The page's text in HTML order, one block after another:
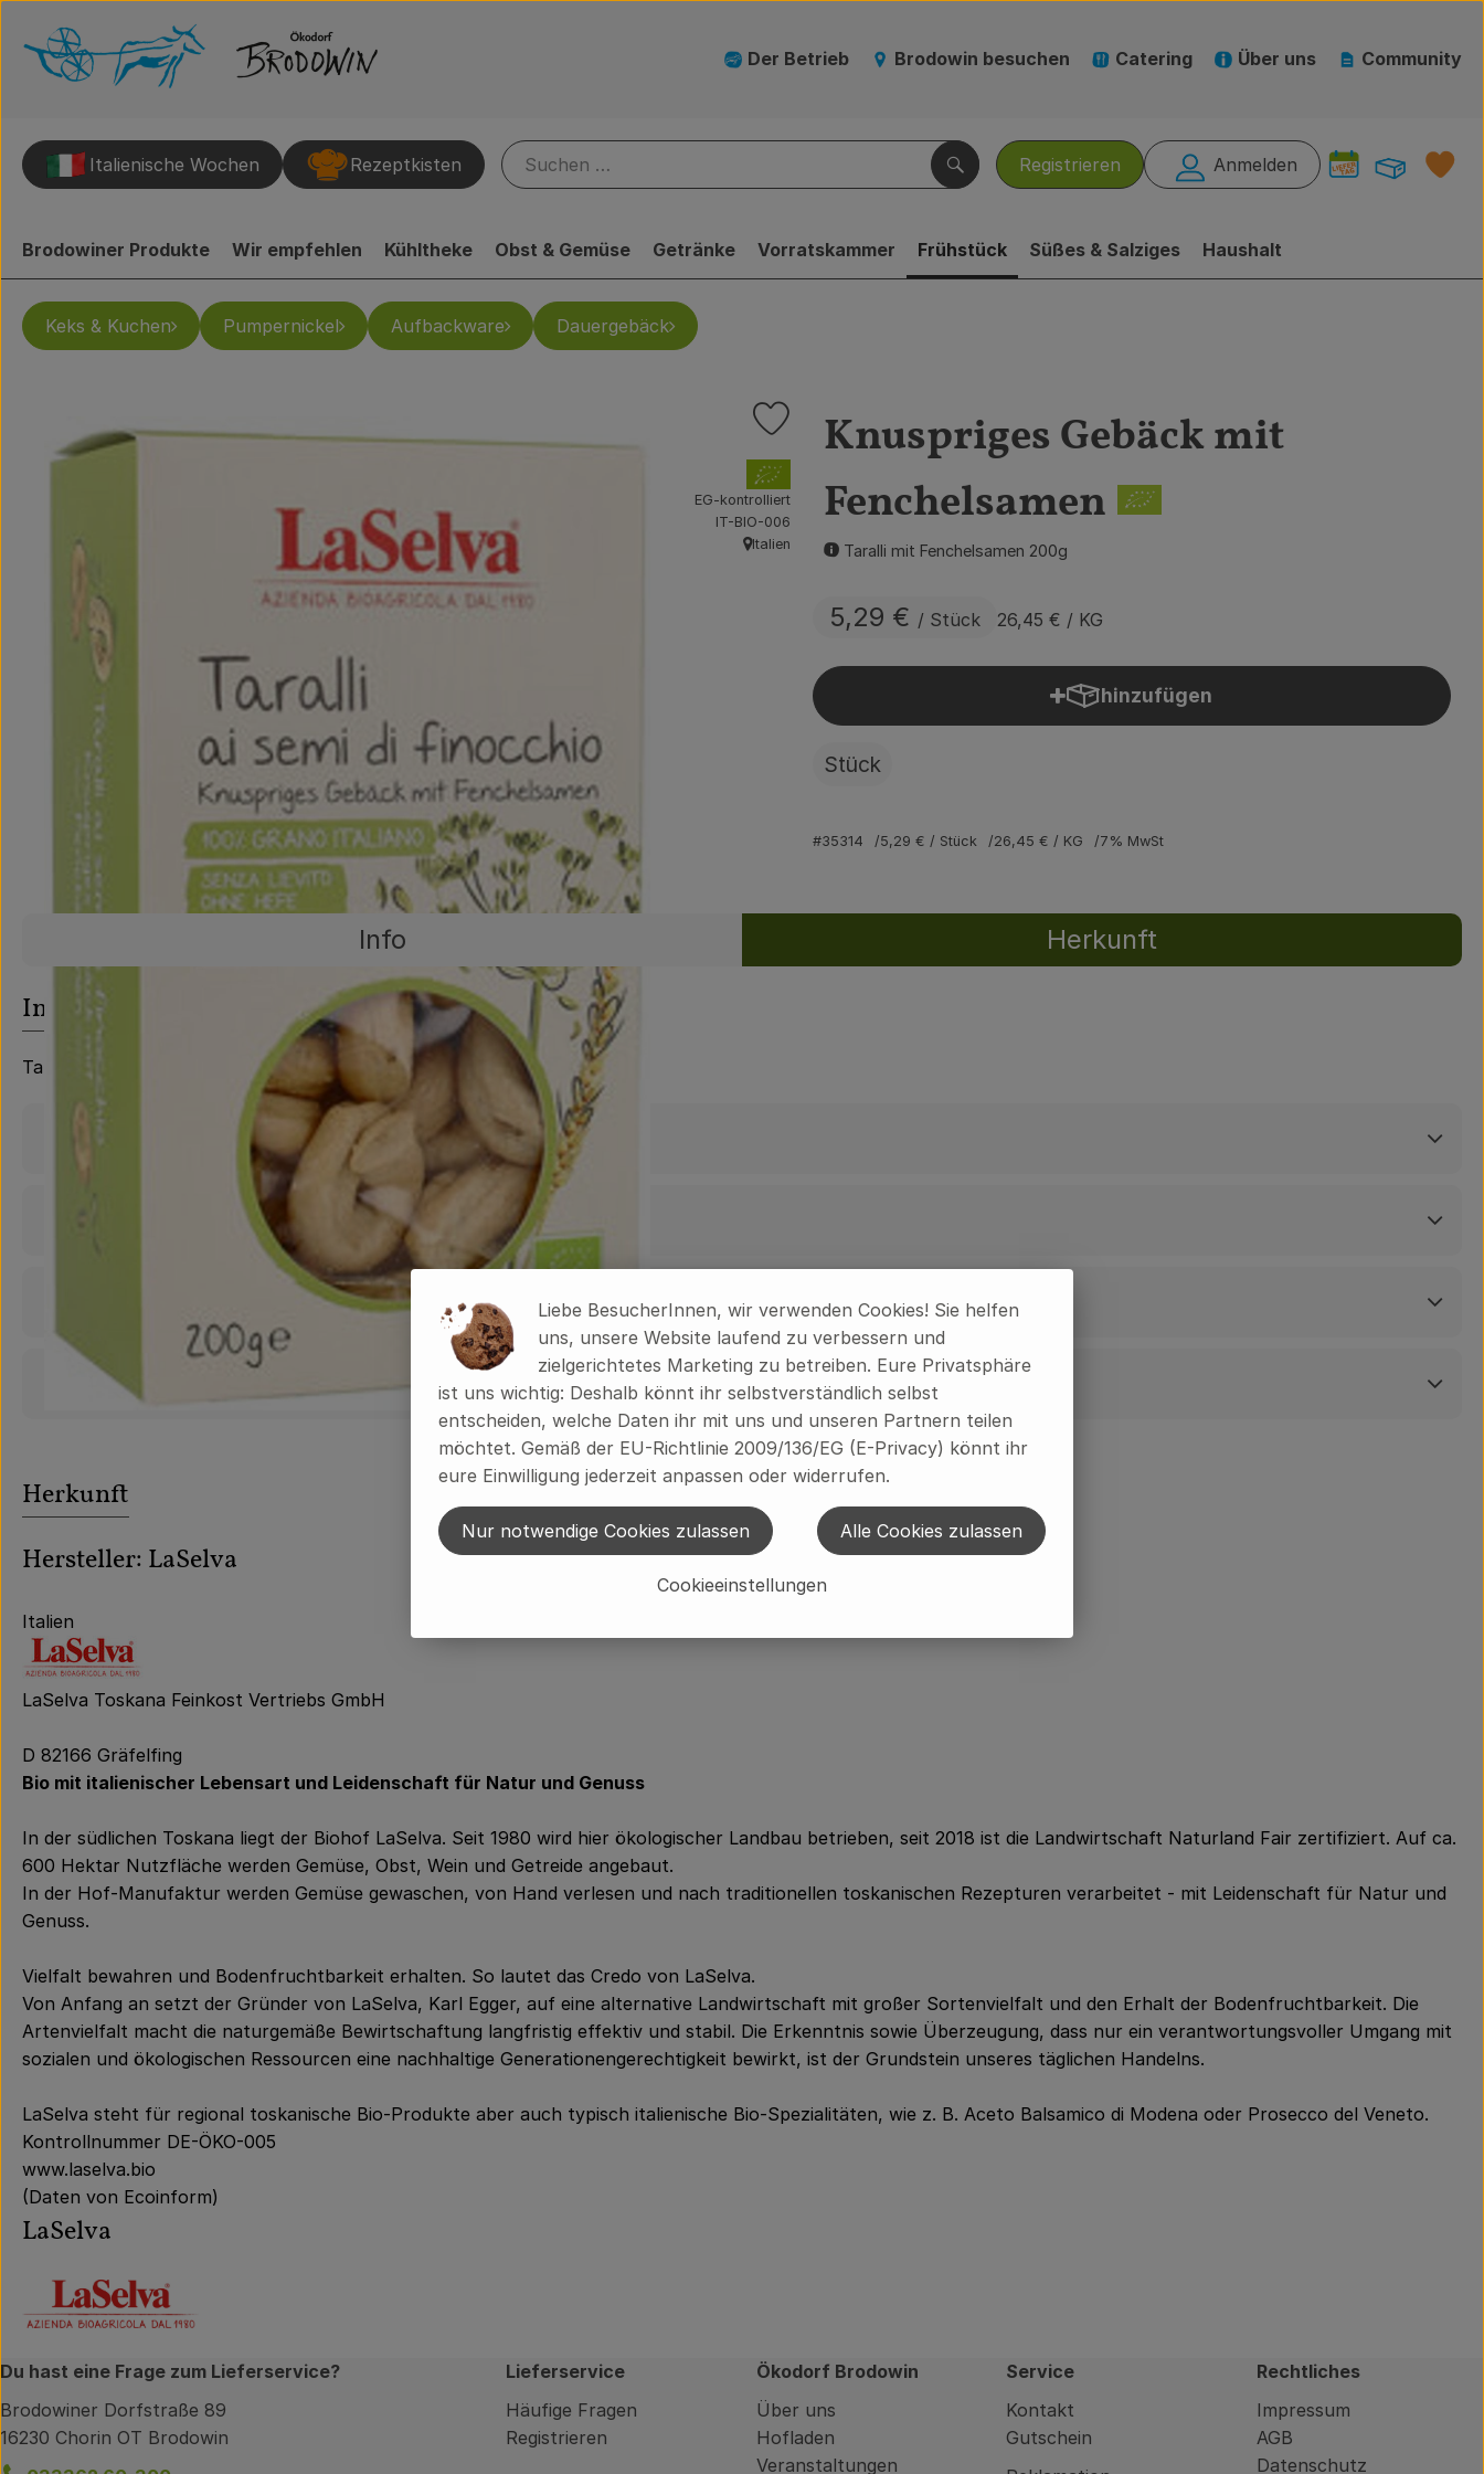
Der Betrieb Brodowin besuchen Catering Über uns Community
Registrieren Anmelden
Suchen
Italienische Wochen Rezeptkisten
Brodowiner Produkte Wir empfehlen Kühltheke Obst & Gemüse Getränke Vorratskammer Frühstück Süßes & Salziges Haushalt
Keks & Kuchen Pumpernickel Aufbackware Dauergebäck
Knuspriges Gebäck mit
Fenchelsamen
Taralli mit Fenchelsamen 200g
5,29 € / Stück 26,45 € / KG
Produkt zu Favouriten hinzufügen
, Verband:
EG-kontrolliert
, Kontrollstelle:
IT-BIO-006
, Herkunft:
Italien
hinzufügen
Produkt zum Warenkorb hinzufügen
Stück
#35314 5,29 € / Stück 26,45 € / KG 7% MwSt
Rezepte
Info Herkunft
Entdecke passende RezepteEs wurden keine passenden Rezepte gefunden.
Info
Taralli mit Fenchelsamen 200g
Produktinformationen
Zutaten
Produktdatenblatt
Herkunft
Hersteller: LaSelva
Italien
LaSelva Toskana Feinkost Vertriebs GmbH
D 82166 Gräfelfing
Bio mit italienischer Lebensart und Leidenschaft für Natur und Genuss
In der südlichen Toskana liegt der Biohof LaSelva. Seit 1980 wird hier ökologischer Landbau betrieben, seit 2018 ist die Landwirtschaft Naturland Fair zertifiziert. Auf ca.
600 Hektar Nutzfläche werden Gemüse, Obst, Wein und Getreide angebaut.
In der Hof-Manufaktur werden Gemüse gewaschen, von Hand verlesen und nach traditionellen toskanischen Rezepturen verarbeitet - mit Leidenschaft für Natur und
Genuss.
Vielfalt bewahren und Bodenfruchtbarkeit erhalten. So lautet das Credo von LaSelva.
Von Anfang an setzt der Gründer von LaSelva, Karl Egger, auf eine alternative Landwirtschaft mit großer Sortenvielfalt und den Erhalt der Bodenfruchtbarkeit. Die
Artenvielfalt macht die naturgemäße Bewirtschaftung langfristig effektiv und stabil. Die Erkenntnis sowie Überzeugung, dass nur ein verantwortungsvoller Umgang mit
sozialen und ökologischen Ressourcen eine nachhaltige Generationengerechtigkeit bewirkt, ist der Grundstein unseres täglichen Handelns.
LaSelva steht für regional toskanische Bio-Produkte aber auch typisch italienische Bio-Spezialitäten, wie z. B. Aceto Balsamico di Modena oder Prosecco del Veneto.
Kontrollnummer DE-ÖKO-005
www.laselva.bio
(Daten von Ecoinform)
LaSelva
Du hast eine Frage zum Lieferservice?
Brodowiner Dorfstraße 89
16230 Chorin OT Brodowin
Lieferservice
Häufige Fragen
Registrieren
Ökodorf Brodowin
Über uns
Hofladen
Veranstaltungen
Service
Kontakt
Gutschein
Rechtliches
Impressum
AGB
Datenschutz
Liebe BesucherInnen, wir verwenden Cookies! Sie helfen
uns, unsere Website laufend zu verbessern und
zielgerichtetes Marketing zu betreiben. Eure Privatsphäre
ist uns wichtig: Deshalb könnt ihr selbstverständlich selbst
entscheiden, welche Daten ihr mit uns und unseren Partnern teilen
möchtet. Gemäß der EU-Richtlinie 2009/136/EG (E-Privacy) könnt ihr
eure Einwilligung jederzeit anpassen oder widerrufen.
Cookieeinstellungen
Nur notwendige Cookies zulassen Alle Cookies zulassen